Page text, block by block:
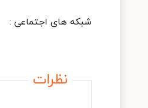
شبکه های اجتماعی :
نظرات